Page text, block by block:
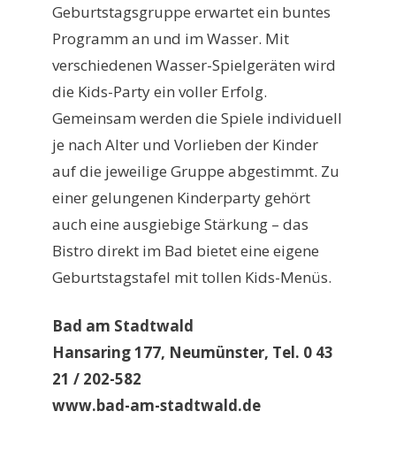
Geburtstagsgruppe erwartet ein buntes
Programm an und im Wasser. Mit
verschiedenen Wasser-Spielgeräten wird
die Kids-Party ein voller Erfolg.
Gemeinsam werden die Spiele individuell
je nach Alter und Vorlieben der Kinder
auf die jeweilige Gruppe abgestimmt. Zu
einer gelungenen Kinderparty gehört
auch eine ausgiebige Stärkung – das
Bistro direkt im Bad bietet eine eigene
Geburtstagstafel mit tollen Kids-Menüs.
Bad am Stadtwald
Hansaring 177, Neumünster, Tel. 0 43
21 / 202-582
www.bad-am-stadtwald.de